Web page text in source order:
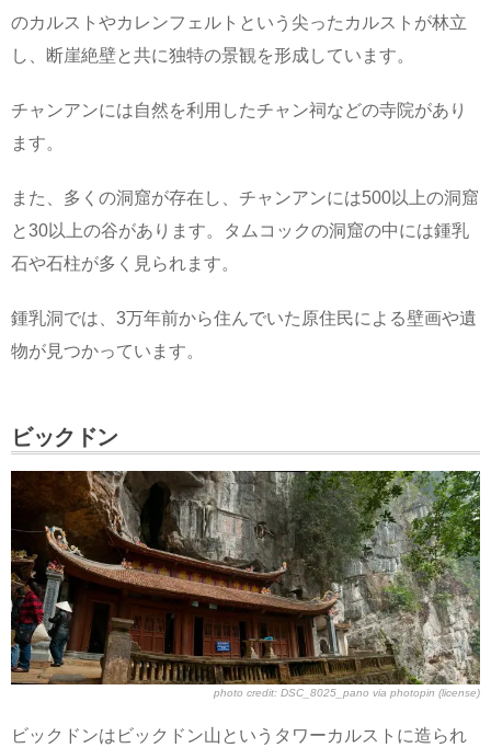
のカルストやカレンフェルトという尖ったカルストが林立
し、断崖絶壁と共に独特の景観を形成しています。
チャンアンには自然を利用したチャン祠などの寺院があり
ます。
また、多くの洞窟が存在し、チャンアンには500以上の洞窟
と30以上の谷があります。タムコックの洞窟の中には鍾乳
石や石柱が多く見られます。
鍾乳洞では、3万年前から住んでいた原住民による壁画や遺
物が見つかっています。
ビックドン
photo credit: DSC_8025_pano via photopin (license)
ビックドンはビックドン山というタワーカルストに造られ